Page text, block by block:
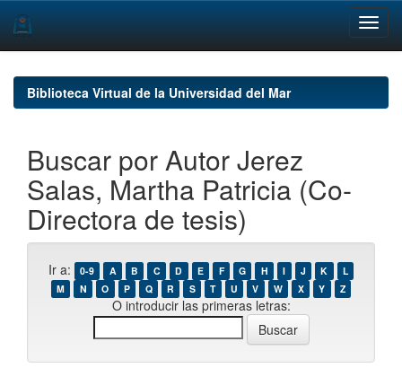
navigationBiblioteca Virtual de la Universidad del Mar
Buscar por Autor Jerez
Salas, Martha Patricia (Co-
Directora de tesis)
Ir a: 0-9 A B C D E F G H I J K
L
M
N O P Q R S T U V W X Y Z
O introducir las primeras letras: